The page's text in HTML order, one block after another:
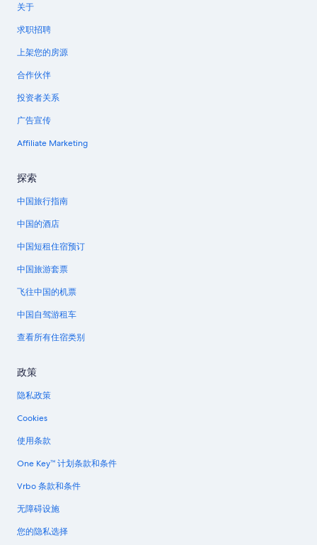
关于
求职招聘
上架您的房源
合作伙伴
投资者关系
广告宣传
Affiliate Marketing
探索
中国旅行指南
中国的酒店
中国短租住宿预订
中国旅游套票
飞往中国的机票
中国自驾游租车
查看所有住宿类别
政策
隐私政策
Cookies
使用条款
One Key™ 计划条款和条件
Vrbo 条款和条件
无障碍设施
您的隐私选择